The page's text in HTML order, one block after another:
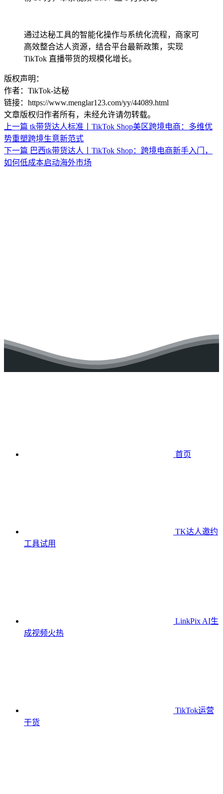
通过达秘工具的智能化操作与系统化流程，商家可
高效整合达人资源，结合平台最新政策，实现
TikTok 直播带货的规模化增长。
版权声明：
作者：TikTok-达秘
链接：https://www.menglar123.com/yy/44089.html
文章版权归作者所有，未经允许请勿转载。
上一篇 tk带货达人标准丨TikTok Shop美区跨境电商：多维优
势重塑跨境生意新范式
下一篇 巴西tk带货达人丨TikTok Shop：跨境电商新手入门，
如何低成本启动海外市场
首页
TK达人邀约
工具试用
LinkPix AI生
成视频火热
TikTok运营
干货